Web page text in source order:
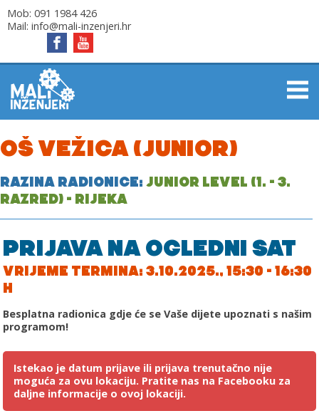
Mob: 091 1984 426
Mail: info@mali-inzenjeri.hr
OŠ VEŽICA (JUNIOR)
RAZINA RADIONICE: JUNIOR LEVEL (1. - 3.
RAZRED) - RIJEKA
PRIJAVA NA OGLEDNI SAT
VRIJEME TERMINA: 3.10.2025., 15:30 - 16:30
H
Besplatna radionica gdje će se Vaše dijete upoznati s našim
programom!
Istekao je datum prijave ili prijava trenutačno nije
moguća za ovu lokaciju. Pratite nas na Facebooku za
daljne informacije o ovoj lokaciji.